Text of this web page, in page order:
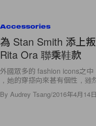
Accessories
為 Stan Smith 添上
Rita Ora 聯乘鞋款
外國眾多的 fashion icons之
，她的穿搭向來甚有個性，
By Audrey Tsang/2016年4月14日